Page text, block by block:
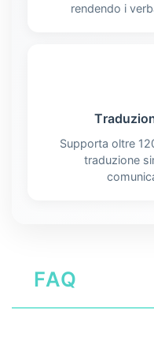
rendendo i
Supporta oltre
traduzione
FAQ